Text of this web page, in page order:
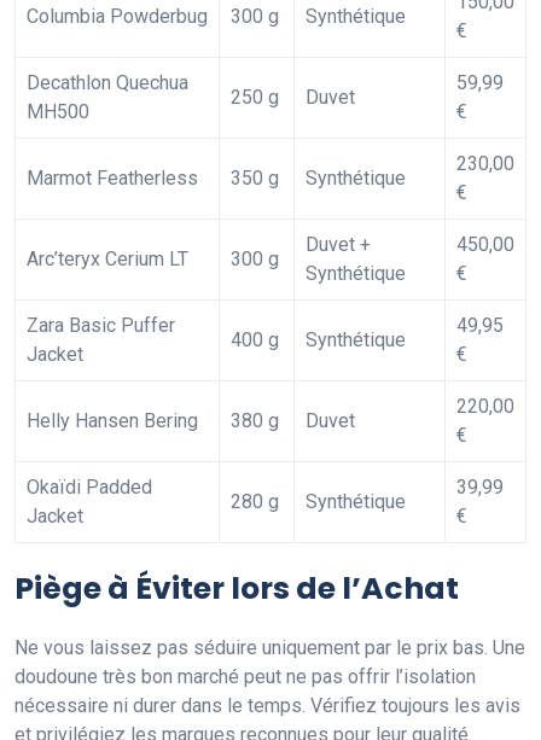
Columbia Powderbug 300 g Synthétique
€
Decathlon Quechua
MH500
250 g Duvet
59,99
€
Marmot Featherless 350 g Synthétique
230,00
€
Arc’teryx Cerium LT 300 g
Duvet +
Synthétique
450,00
€
Zara Basic Puffer
Jacket
400 g Synthétique
49,95
€
Helly Hansen Bering 380 g Duvet
220,00
€
Okaïdi Padded
Jacket
280 g Synthétique
39,99
€
Piège à Éviter lors de l’Achat
Ne vous laissez pas séduire uniquement par le prix bas. Une
doudoune très bon marché peut ne pas offrir l’isolation
nécessaire ni durer dans le temps. Vérifiez toujours les avis
et privilégiez les marques reconnues pour leur qualité.